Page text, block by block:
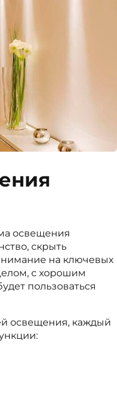
освещения
скрыть
на ключевых
с хорошим
пользоваться
освещения, каждый